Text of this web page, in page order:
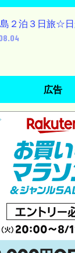
２泊３日旅☆
広告